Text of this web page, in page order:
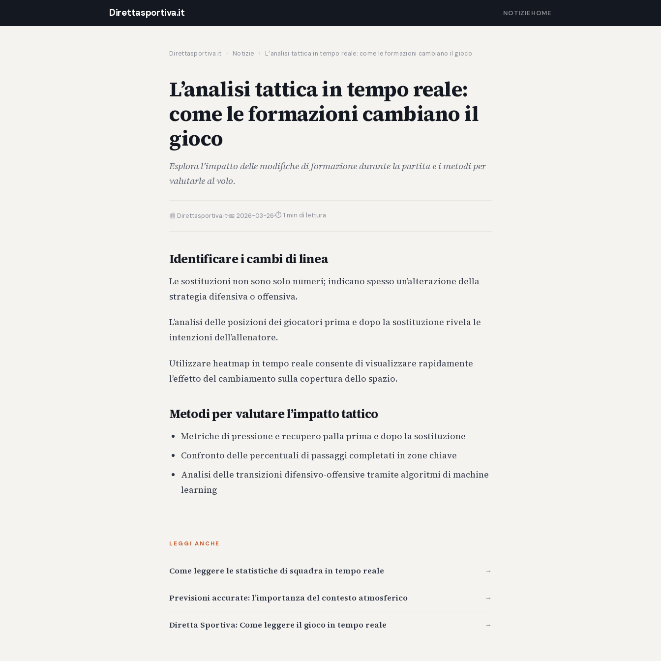
Direttasportiva.it NOTIZIEHOME
Direttasportiva.it › Notizie › L’analisi tattica in tempo reale: come le formazioni cambiano il gioco
L’analisi tattica in tempo reale:
come le formazioni cambiano il
gioco
Esplora l’impatto delle modifiche di formazione durante la partita e i metodi per
valutarle al volo.
📰 Direttasportiva.it 📅 2026-03-26 ⏱ 1 min di lettura
Identificare i cambi di linea
Le sostituzioni non sono solo numeri; indicano spesso un’alterazione della
strategia difensiva o offensiva.
L’analisi delle posizioni dei giocatori prima e dopo la sostituzione rivela le
intenzioni dell’allenatore.
Utilizzare heatmap in tempo reale consente di visualizzare rapidamente
l’effetto del cambiamento sulla copertura dello spazio.
Metodi per valutare l’impatto tattico
Metriche di pressione e recupero palla prima e dopo la sostituzione
Confronto delle percentuali di passaggi completati in zone chiave
Analisi delle transizioni difensivo‑offensive tramite algoritmi di machine
learning
LEGGI ANCHE
Come leggere le statistiche di squadra in tempo reale →
Previsioni accurate: l’importanza del contesto atmosferico →
Diretta Sportiva: Come leggere il gioco in tempo reale →